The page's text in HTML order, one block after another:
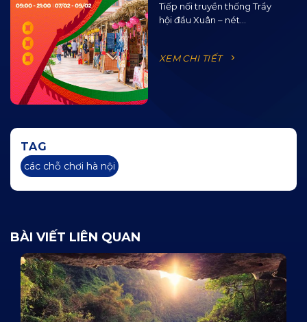
OCEAN JAM 2025
Tiếp nối truyền thống Trẩy
hội đầu Xuân – nét...
XEM CHI TIẾT
TAG
các chỗ chơi hà nội
BÀI VIẾT LIÊN QUAN